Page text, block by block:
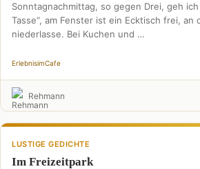
Sonntagnachmittag, so gegen Drei, geh ich
Tasse“, am Fenster ist ein Ecktisch frei, an
niederlasse. Bei Kuchen und …
ErlebnisimCafe
Rehmann
LUSTIGE GEDICHTE
Im Freizeitpark